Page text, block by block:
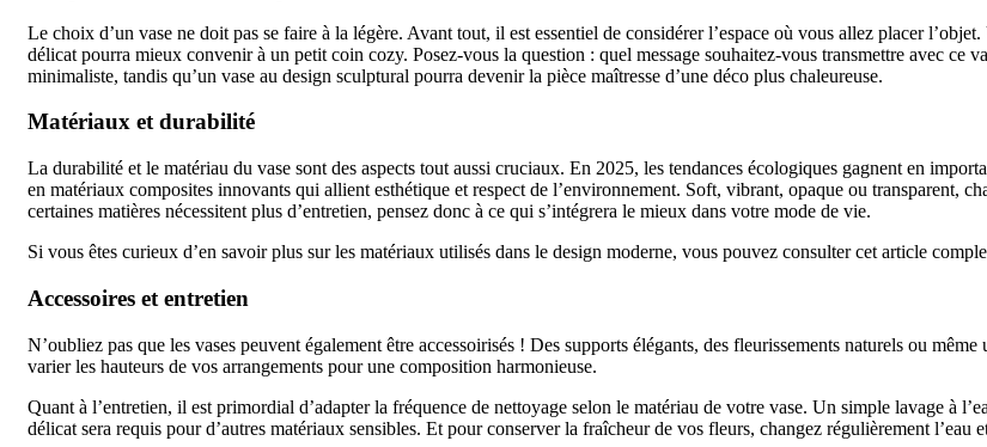
Le choix d’un vase ne doit pas se faire à la légère. Avant tout, il est essentiel de considérer l’espace où vous allez placer
délicat pourra mieux convenir à un petit coin cozy. Posez-vous la question : quel message souhaitez-vous transmettre avec ce
minimaliste, tandis qu’un vase au design sculptural pourra devenir la pièce maîtresse d’une déco plus chaleureuse.
Matériaux et durabilité
La durabilité et le matériau du vase sont des aspects tout aussi cruciaux. En 2025, les tendances écologiques gagnent en
en matériaux composites innovants qui allient esthétique et respect de l’environnement. Soft, vibrant, opaque ou transparent,
certaines matières nécessitent plus d’entretien, pensez donc à ce qui s’intégrera le mieux dans votre mode de vie.
Si vous êtes curieux d’en savoir plus sur les matériaux utilisés dans le design moderne, vous pouvez consulter cet article
Accessoires et entretien
N’oubliez pas que les vases peuvent également être accessoirisés ! Des supports élégants, des fleurissements naturels ou
varier les hauteurs de vos arrangements pour une composition harmonieuse.
Quant à l’entretien, il est primordial d’adapter la fréquence de nettoyage selon le matériau de votre vase. Un simple lavage à
délicat sera requis pour d’autres matériaux sensibles. Et pour conserver la fraîcheur de vos fleurs, changez régulièrement l’eau